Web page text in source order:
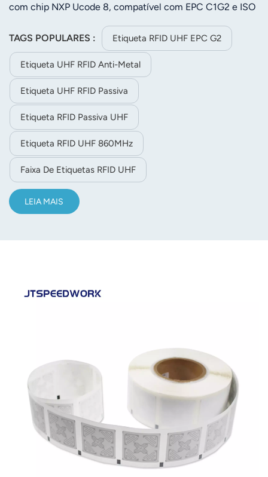
com chip NXP Ucode 8, compatível com EPC C1G2 e ISO
metálicos/líquidos, adapta-se a superfícies curvas, suporta
impressão térmica e é ideal para rastreamento de ativos,
logística e gestão industrial.
TAGS POPULARES : Etiqueta RFID UHF EPC G2
Etiqueta UHF RFID Anti-Metal
Etiqueta UHF RFID Passiva
Etiqueta RFID Passiva UHF
Etiqueta RFID UHF 860MHz
Faixa De Etiquetas RFID UHF
LEIA MAIS